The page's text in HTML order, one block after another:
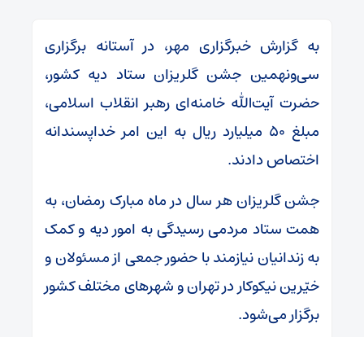
به گزارش خبرگزاری مهر، در آستانه برگزاری
سی‌ونهمین جشن گلریزان ستاد دیه کشور،
حضرت آیت‌الله خامنه‌ای رهبر انقلاب اسلامی،
مبلغ ۵۰ میلیارد ریال به این امر خداپسندانه
اختصاص دادند.
جشن گلریزان هر سال در ماه مبارک رمضان، به
همت ستاد مردمی رسیدگی به امور دیه و کمک
به زندانیان نیازمند با حضور جمعی از مسئولان و
خیّرین نیکوکار در تهران و شهرهای مختلف کشور
برگزار می‌شود.